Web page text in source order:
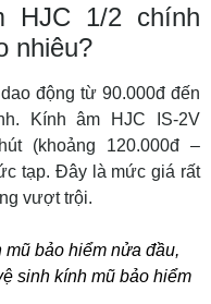
HJC 1/2 chính
nhiêu?
động từ 90.000đ đến
Kính âm HJC IS-2V
(khoảng 120.000đ –
tạp. Đây là mức giá rất
vượt trội.
mũ bảo hiểm nửa đầu,
sinh kính mũ bảo hiểm